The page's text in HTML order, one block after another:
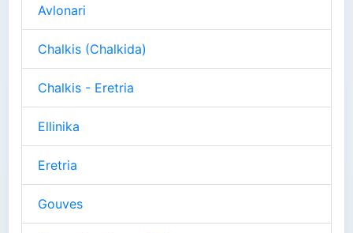
Avlonari
Chalkis (Chalkida)
Chalkis - Eretria
Ellinika
Eretria
Gouves